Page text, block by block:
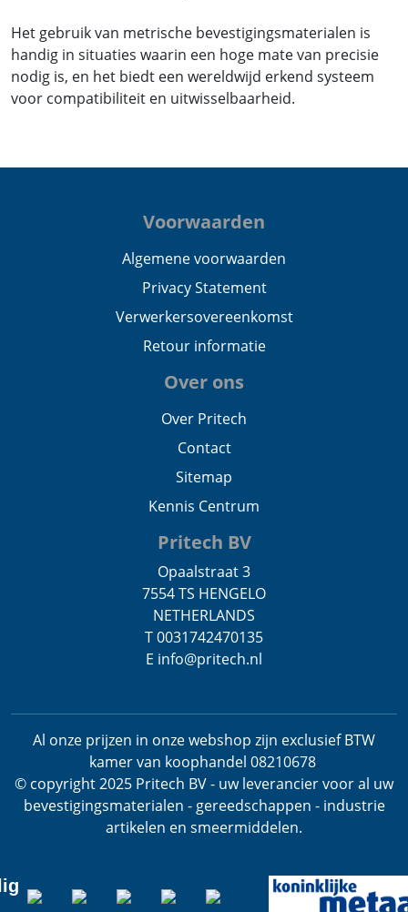
Het gebruik van metrische bevestigingsmaterialen is
handig in situaties waarin een hoge mate van precisie
nodig is, en het biedt een wereldwijd erkend systeem
voor compatibiliteit en uitwisselbaarheid.
Voorwaarden
Algemene voorwaarden
Privacy Statement
Verwerkersovereenkomst
Retour informatie
Over ons
Over Pritech
Contact
Sitemap
Kennis Centrum
Pritech BV
Opaalstraat 3
7554 TS HENGELO
NETHERLANDS
T 0031742470135
E info@pritech.nl
Al onze prijzen in onze webshop zijn exclusief BTW
kamer van koophandel 08210678.
© copyright 2025 Pritech BV - uw leverancier voor al uw
bevestigingsmaterialen - gereedschappen - industrie
artikelen en smeermiddelen.